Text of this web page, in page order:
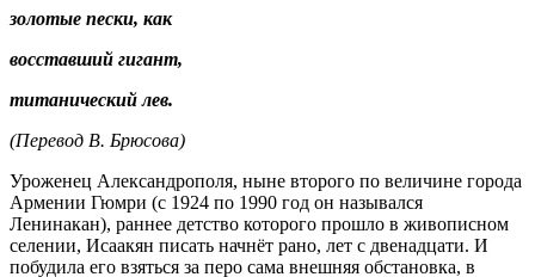
золотые пески, как
восставший гигант,
титанический лев.
(Перевод В. Брюсова)
Уроженец Александрополя, ныне второго по величине города
Армении Гюмри (с 1924 по 1990 год он назывался
Ленинакан), раннее детство которого прошло в живописном
селении, Исаакян писать начнёт рано, лет с двенадцати. И
побудила его взяться за перо сама внешняя обстановка, в